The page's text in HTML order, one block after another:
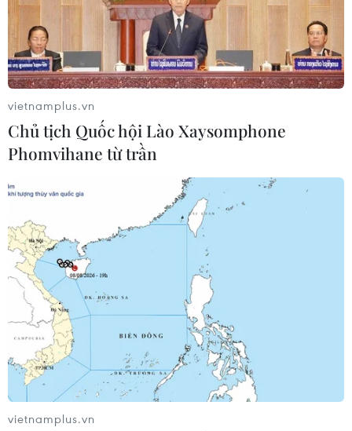
Cao tốc Bắc-Nam
Bộ Xây dựng yêu cầu đầu tư hệ thống trạm sạc
điện trên cao tốc Bắc-Nam
Sắp thu phí thêm 5 dự án thành phần cao tốc
đoạn từ Quảng Ngãi-Nha Trang
Còn tồn tại, khiếm khuyết hệ thống thu phí tại 5
Dự án cao tốc Bắc-Nam
Bộ Xây dựng mạnh tay xử lý nhà thầu chậm tiến
độ cao tốc Cam Lộ-La Sơn
Đồng Tháp: Cao tốc Mỹ An-Cao Lãnh tăng tốc
phấn đấu về đích sớm 5 tháng
vietnamplus.vn
Chủ tịch Quốc hội Lào Xaysomphone
Phomvihane từ trần
vietnamplus.vn